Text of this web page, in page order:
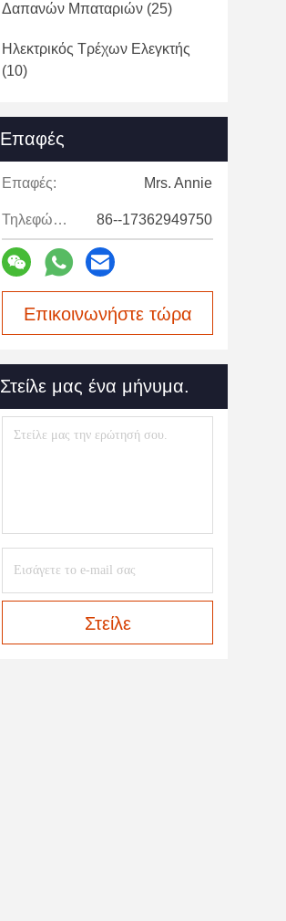
Δαπανών Μπαταριών (25)
Ηλεκτρικός Τρέχων Ελεγκτής
(10)
Επαφές
Επαφές: Mrs. Annie
Τηλεφώνημα: 86--17362949750
Επικοινωνήστε τώρα
Στείλε μας ένα μήνυμα.
Στείλε